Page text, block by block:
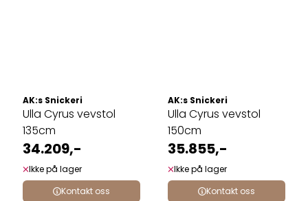
AK:s Snickeri
Ulla Cyrus vevstol
135cm
34.209,-
Ikke på lager
Kontakt oss
AK:s Snickeri
Ulla Cyrus vevstol
150cm
35.855,-
Ikke på lager
Kontakt oss